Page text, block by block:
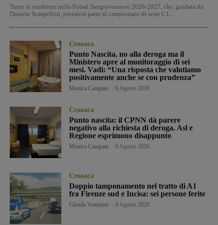
Tante le conferme nella Futsal Sangiovannese 2026-2027, che, guidata da
Daniele Scarpellini, prenderà parte al campionato di serie C1...
Cronaca
Punto Nascita, no alla deroga ma il
Ministero apre al monitoraggio di sei
mesi. Vadi: “Una risposta che valutiamo
positivamente anche se con prudenza”
Monica Campani 6 Agosto 2026
Cronaca
Punto nascita: il CPNN dà parere
negativo alla richiesta di deroga. Asl e
Regione esprimono disappunto
Monica Campani 6 Agosto 2026
Cronaca
Doppio tamponamento nel tratto di A1
fra Firenze sud e Incisa: sei persone ferite
Glenda Venturini 6 Agosto 2026